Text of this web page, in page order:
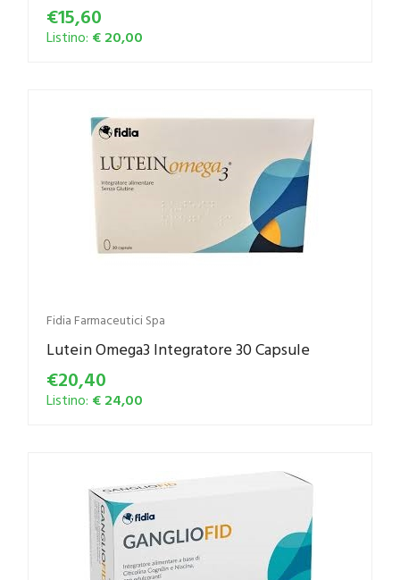
€15,60
Listino: € 20,00
Fidia Farmaceutici Spa
Lutein Omega3 Integratore 30 Capsule
€20,40
Listino: € 24,00